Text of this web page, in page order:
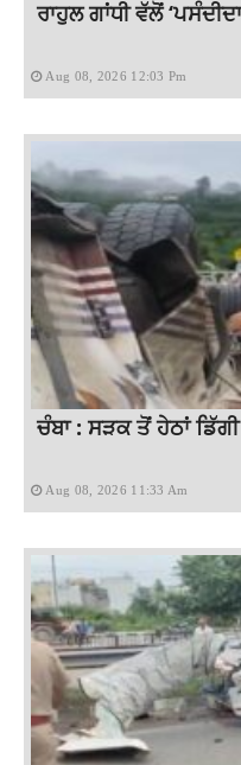
ਰਾਹੁਲ ਗਾਂਧੀ ਵੱਲੋਂ
Aug 08, 2026 12:03 Pm
ਚੰਬਾ : ਸੜਕ ਤੋਂ ਹੇਠਾਂ
Aug 08, 2026 11:33 Am